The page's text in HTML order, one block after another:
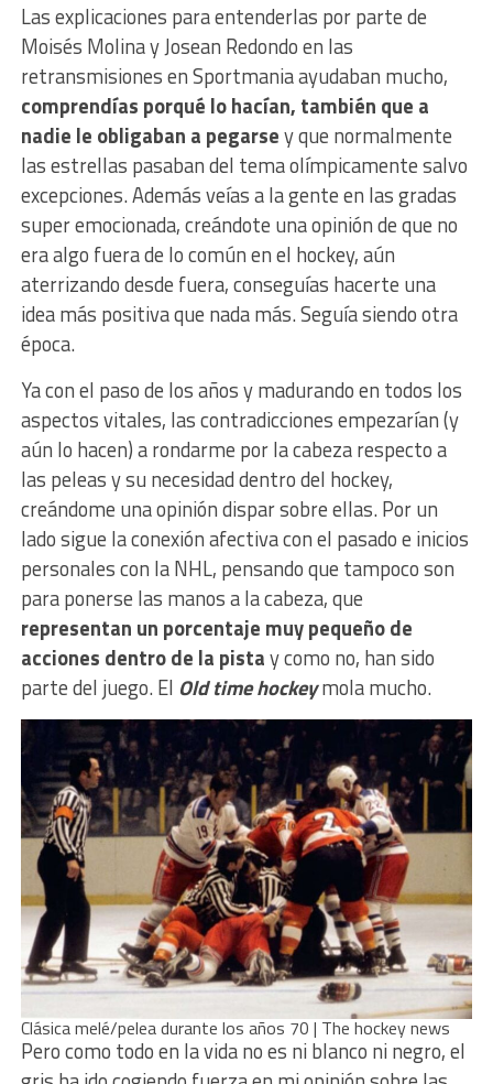
Las explicaciones para entenderlas por parte de
Moisés Molina y Josean Redondo en las
retransmisiones en Sportmania ayudaban mucho,
comprendías porqué lo hacían, también que a
nadie le obligaban a pegarsey que normalmente
las estrellas pasaban del tema olímpicamente salvo
excepciones. Además veías a la gente en las gradas
super emocionada, creándote una opinión de que no
era algo fuera de lo común en el hockey, aún
aterrizando desde fuera, conseguías hacerte una
idea más positiva que nada más. Seguía siendo otra
época.
Ya con el paso de los años y madurando en todos los
aspectos vitales, las contradicciones empezarían (y
aún lo hacen) a rondarme por la cabeza respecto a
las peleas y su necesidad dentro del hockey,
creándome una opinión dispar sobre ellas. Por un
lado sigue la conexión afectiva con el pasado e inicios
personales con la NHL, pensando que tampoco son
para ponerse las manos a la cabeza, que
representan un porcentaje muy pequeño de
acciones dentro de la pistay como no, han sido
parte del juego. El Old time hockeymola mucho.
Clásica melé/pelea durante los años 70 | The hockey news
Pero como todo en la vida no es ni blanco ni negro, el